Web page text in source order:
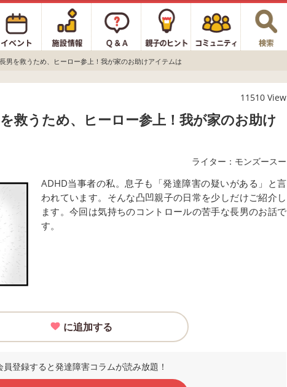
男を救うため、ヒーロー参上！我が家のお助けアイテムは
11510 View
救うため、ヒーロー参上！我が家のお助け
ライター：モンズースー
ADHD当事者の私。息子も「発達障害の疑いがある」と言
われています。そんな凸凹親子の日常を少しだけご紹介し
ます。今回は気持ちのコントロールの苦手な長男のお話で
す。
に追加する
員登録すると発達障害コラムが読み放題！